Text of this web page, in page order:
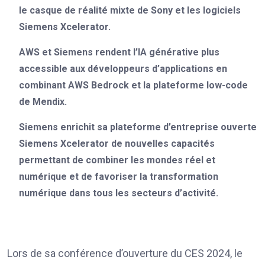
le casque de réalité mixte de Sony et les logiciels
Siemens Xcelerator.
AWS et Siemens rendent l’IA générative plus
accessible aux développeurs d’applications en
combinant AWS Bedrock et la plateforme low-code
de Mendix.
Siemens enrichit sa plateforme d’entreprise ouverte
Siemens Xcelerator de nouvelles capacités
permettant de combiner les mondes réel et
numérique et de favoriser la transformation
numérique dans tous les secteurs d’activité.
Lors de sa conférence d’ouverture du CES 2024, le